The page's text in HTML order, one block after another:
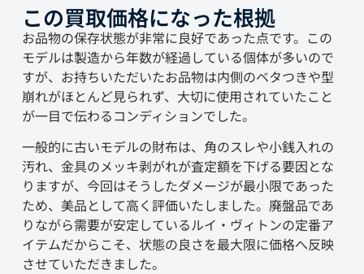
この買取価格になった根拠
お品物の保存状態が非常に良好であった点です。この
モデルは製造から年数が経過している個体が多いので
すが、お持ちいただいたお品物は内側のベタつきや型
崩れがほとんど見られず、大切に使用されていたこと
が一目で伝わるコンディションでした。
一般的に古いモデルの財布は、角のスレや小銭入れの
汚れ、金具のメッキ剥がれが査定額を下げる要因とな
りますが、今回はそうしたダメージが最小限であった
ため、美品として高く評価いたしました。廃盤品であ
りながら需要が安定しているルイ・ヴィトンの定番ア
イテムだからこそ、状態の良さを最大限に価格へ反映
させていただきました。